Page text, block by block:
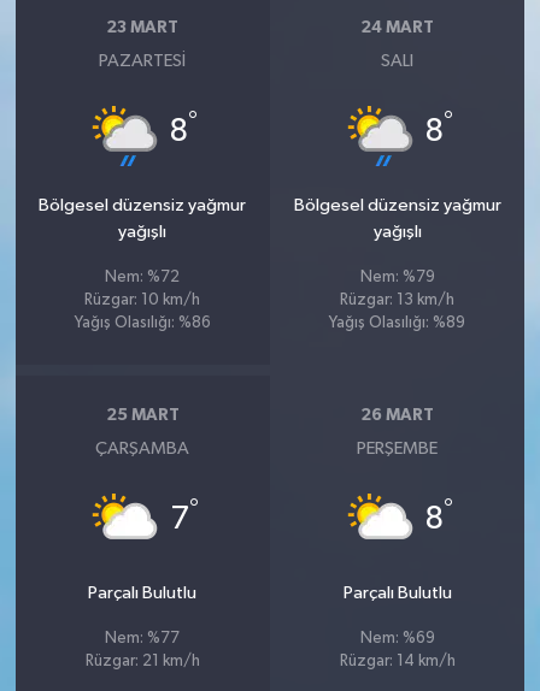
23 MART
PAZARTESI
8°
Bölgesel düzensiz yağmur
yağışlı
Nem: %72
Rüzgar: 10 km/h
Yağış Olasılığı: %86
24 MART
SALI
8°
Bölgesel düzensiz yağmur
yağışlı
Nem: %79
Rüzgar: 13 km/h
Yağış Olasılığı: %89
25 MART
ÇARŞAMBA
7°
Parçalı Bulutlu
Nem: %77
Rüzgar: 21 km/h
26 MART
PERŞEMBE
8°
Parçalı Bulutlu
Nem: %69
Rüzgar: 14 km/h